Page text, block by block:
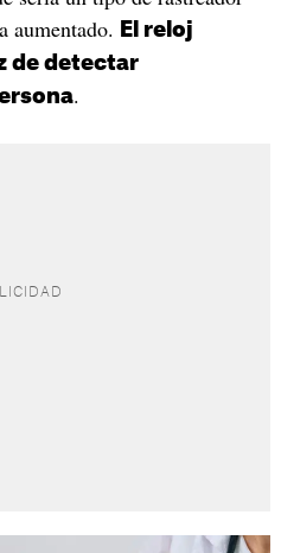
aumentado.
El reloj
de detectar
.